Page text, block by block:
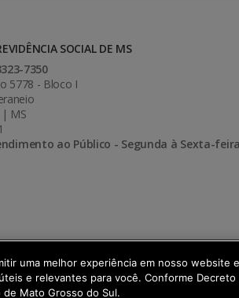
SOCIAL DE MS
7350
5778 - Bloco I
| MS
ao Público - Segunda à Sexta-
Executiva de
uma melhor experiência em nosso website
e relevantes para você. Conforme
de Mato Grosso do Sul.